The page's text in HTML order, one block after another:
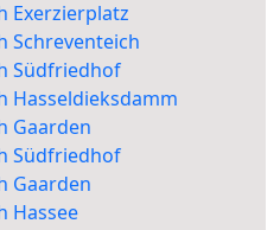
Exerzierplatz
Schreventeich
Südfriedhof
Hasseldieksdamm
Gaarden
Südfriedhof
Gaarden
Hassee